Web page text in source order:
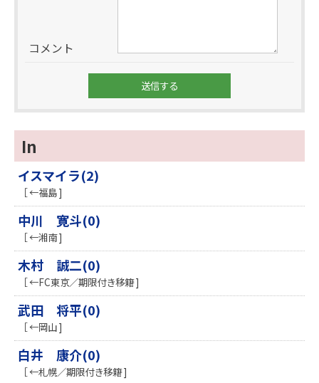
コメント
In
イスマイラ(2)
［ ←福島 ]
中川 寛斗(0)
［ ←湘南 ]
木村 誠二(0)
［ ←FC東京／期限付き移籍 ]
武田 将平(0)
［ ←岡山 ]
白井 康介(0)
［ ←札幌／期限付き移籍 ]